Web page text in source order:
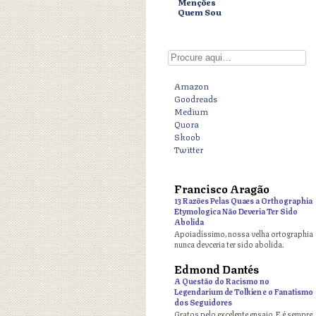
Quem Sou
Digite aqui
Amazon
Goodreads
Medium
Quora
Skoob
Twitter
Francisco Aragão
13 Razões Pelas Quaes a Orthographia
Etymologica Não Deveria Ter Sido
Abolida
Apoiadíssimo, nossa velha ortographia
nunca devceria ter sido abolida.
Edmond Dantés
A Questão do Racismo no
Legendarium de Tolkien e o Fanatismo
dos Seguidores
Gratos pelo excelente ensaio. E é sempre